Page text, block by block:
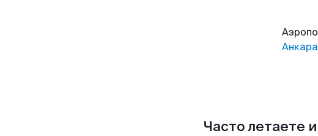
Часто летаете